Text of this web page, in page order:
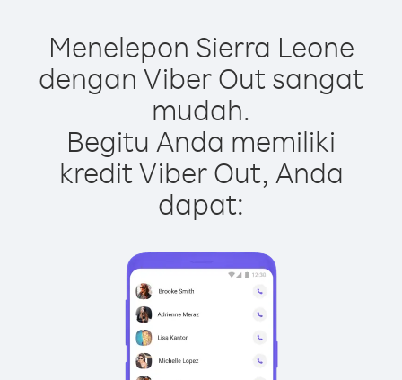
Menelepon Sierra Leone
dengan Viber Out sangat
mudah.
Begitu Anda memiliki
kredit Viber Out, Anda
dapat: